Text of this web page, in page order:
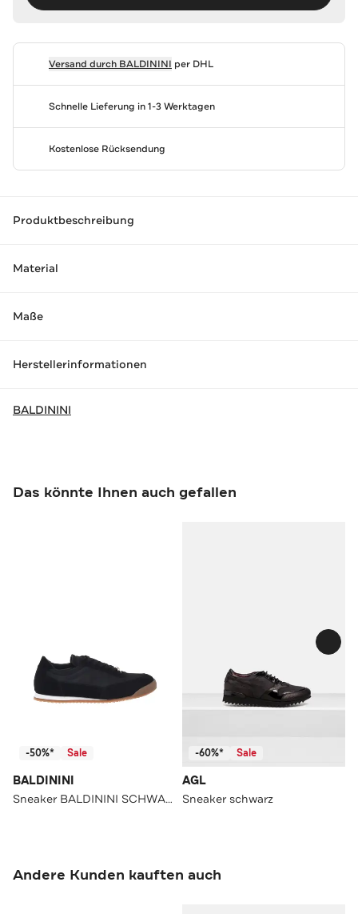
Versand durch BALDININI per DHL
Schnelle Lieferung in 1-3 Werktagen
Kostenlose Rücksendung
Produktbeschreibung
Material
Maße
Herstellerinformationen
BALDININI
Das könnte Ihnen auch gefallen
-50%* Sale
BALDININI
Sneaker BALDININI SCHWARZ
-60%* Sale
AGL
Sneaker schwarz
Andere Kunden kauften auch